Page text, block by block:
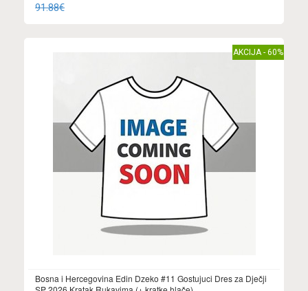
91.88€
AKCIJA - 60%
Bosna i Hercegovina Edin Dzeko #11 Gostujuci Dres za Dječji